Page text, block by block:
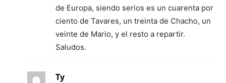
de Europa, siendo serios es un cuarenta por
ciento de Tavares, un treinta de Chacho, un
veinte de Mario, y el resto a repartir.
Saludos.
Ty